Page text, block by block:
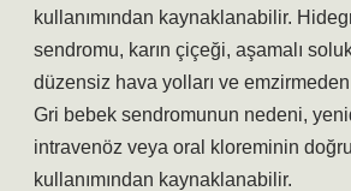
kullanımından kaynaklanabilir.
sendromu, karın çiçeği, aşamalı
düzensiz hava yolları ve
Gri bebek sendromunun nedeni,
intravenöz veya oral kloreminin
kullanımından kaynaklanabilir.